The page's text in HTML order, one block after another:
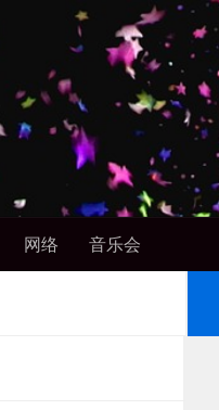
网络 音乐会